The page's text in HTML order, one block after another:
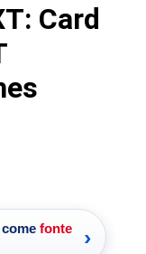
Card
fonte
›